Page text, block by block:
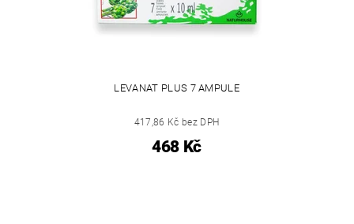
LEVANAT PLUS 7 AMPULE
417,86 Kč bez DPH
468 Kč